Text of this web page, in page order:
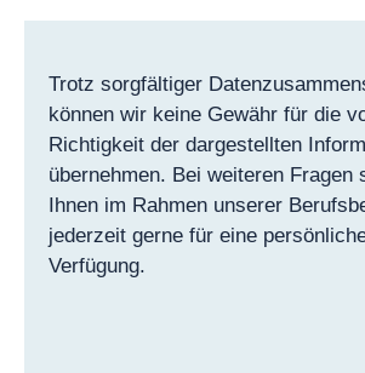
Trotz sorgfältiger
können wir keine Gewähr für die
Richtigkeit der dargestellten
übernehmen. Bei weiteren Fragen
Ihnen im Rahmen unserer
jederzeit gerne für eine
Verfügung.